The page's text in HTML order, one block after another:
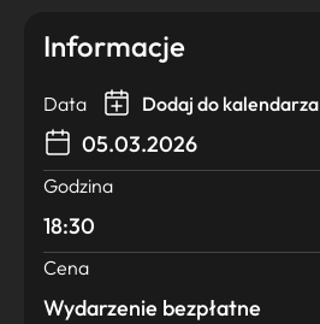
Informacje
Data Dodaj do kalendarza
05.03.2026
Godzina
18:30
Cena
Wydarzenie bezpłatne